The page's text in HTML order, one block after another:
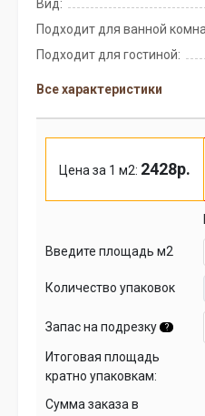
Вид:
Подходит для ванной
Подходит для гостиной:
Все характеристики
Цена за 1 м2: 2428р.
Введите площадь м2
Количество упаковок
Запас на подрезку ?
Итоговая площадь
кратно упаковкам:
Сумма заказа в